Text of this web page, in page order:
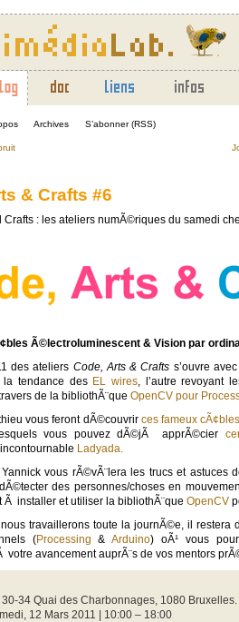
Archives S’abonner (RSS)
& Crafts #6
Crafts : les ateliers numÃ©riques du samedi
Ã©lectroluminescent & Vision par
des ateliers Code, Arts & Crafts s’ouvre
la tendance des EL wires, l’autre revoyant
de la bibliothÃ¨que OpenCV pour
vous feront dÃ©couvrir ces fameux
vous pouvez dÃ©jÃ apprÃ©cier
Ladyada.
Yannick vous rÃ©vÃ¨lera les trucs et astuces
des personnes/choses en
Ã installer et utiliser la bibliothÃ¨que OpenCV
nous travaillerons toute la journÃ©e, il
(Processing &Arduino) oÃ¹ vous
votre avancement auprÃ¨s de vos mentors
30-34 Quai des Charbonnages, 1080 Bruxelles.
12 Mars 2011 | 10:00 – 18:00